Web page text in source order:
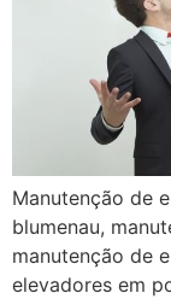
Manutenção de
blumenau,
manutenção de
elevadores em